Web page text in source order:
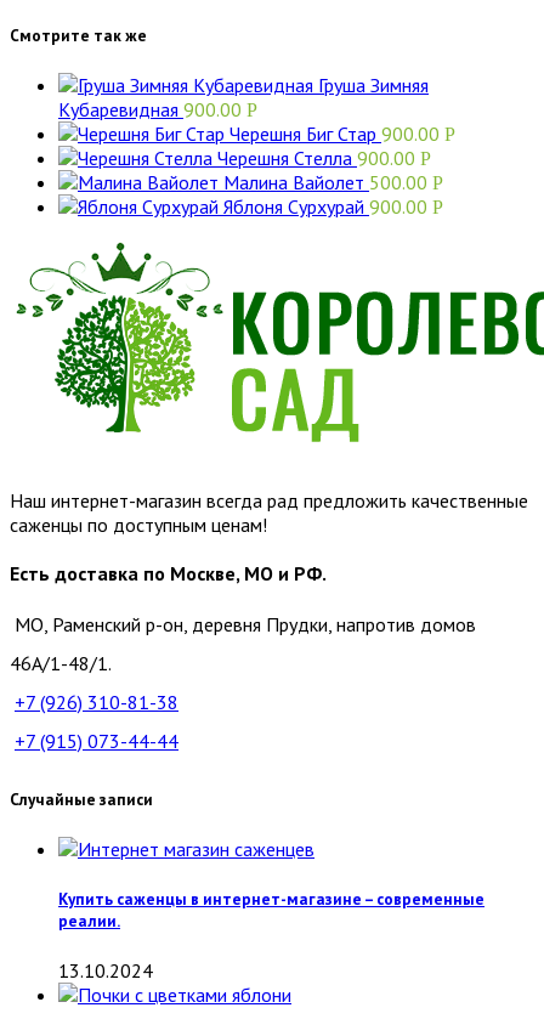
Смотрите так же
Груша Зимняя
Кубаревидная 900.00 Р
Черешня Биг Стар 900.00 Р
Черешня Стелла 900.00 Р
Малина Вайолет 500.00 Р
Яблоня Сурхурай 900.00 Р
Наш интернет-магазин всегда рад предложить качественные
саженцы по доступным ценам!
Есть доставка по Москве, МО и РФ.
МО, Раменский р-он, деревня Прудки, напротив домов
46А/1-48/1.
+7 (926) 310-81-38
+7 (915) 073-44-44
Случайные записи
Купить саженцы в интернет-магазине – современные
реалии.
13.10.2024